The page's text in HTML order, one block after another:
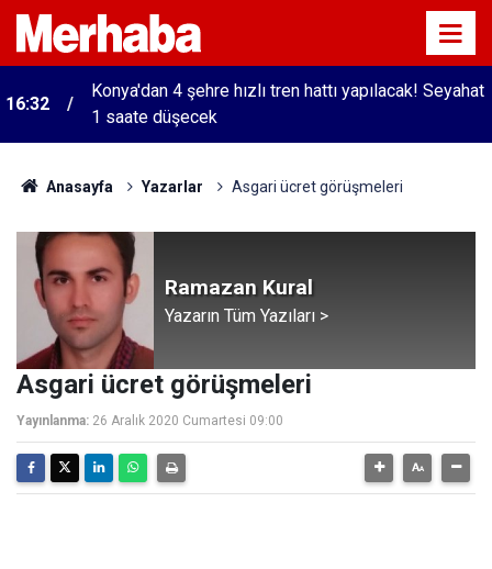
16:32
Konya'dan 4 şehre hızlı tren hattı yapılacak! Seyahat
1 saate düşecek
Anasayfa Yazarlar Asgari ücret görüşmeleri
Ramazan Kural
Yazarın Tüm Yazıları >
Asgari ücret görüşmeleri
Yayınlanma: 26 Aralık 2020 Cumartesi 09:00